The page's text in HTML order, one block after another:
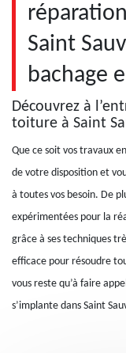
Saint
bachage
Découvrez à
toiture à Saint
Que ce soit vos travaux
de votre disposition et
à toutes vos besoin. De
expérimentées pour la
grâce à ses techniques
efficace pour résoudre
vous reste qu’à faire
s’implante dans Saint